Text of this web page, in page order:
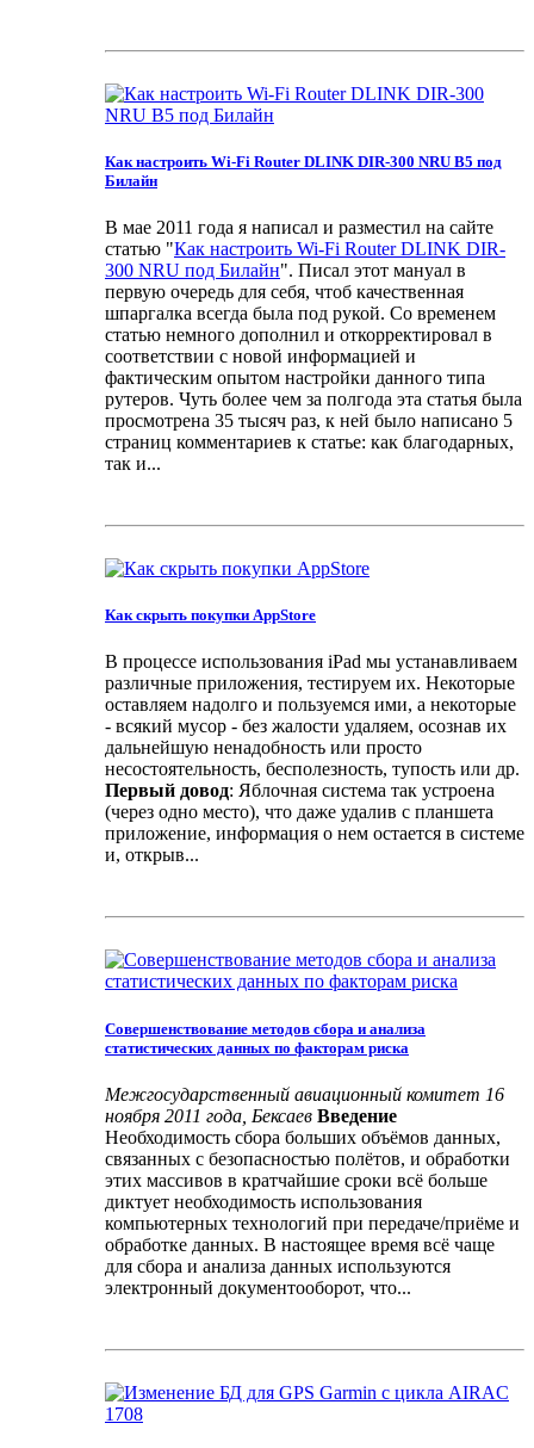
Как настроить Wi-Fi Router DLINK DIR-300 NRU B5 под
Билайн
В мае 2011 года я написал и разместил на сайте
статью "Как настроить Wi-Fi Router DLINK DIR-
300 NRU под Билайн". Писал этот мануал в
первую очередь для себя, чтоб качественная
шпаргалка всегда была под рукой. Со временем
статью немного дополнил и откорректировал в
соответствии с новой информацией и
фактическим опытом настройки данного типа
рутеров. Чуть более чем за полгода эта статья была
просмотрена 35 тысяч раз, к ней было написано 5
страниц комментариев к статье: как благодарных,
так и...
Как скрыть покупки AppStore
В процессе использования iPad мы устанавливаем
различные приложения, тестируем их. Некоторые
оставляем надолго и пользуемся ими, а некоторые
- всякий мусор - без жалости удаляем, осознав их
дальнейшую ненадобность или просто
несостоятельность, бесполезность, тупость или др.
Первый довод: Яблочная система так устроена
(через одно место), что даже удалив с планшета
приложение, информация о нем остается в системе
и, открыв...
Cовершенствование методов сбора и анализа
статистических данных по факторам риска
Межгосударственный авиационный комитет 16
ноября 2011 года, Бексаев Введение
Необходимость сбора больших объёмов данных,
связанных с безопасностью полётов, и обработки
этих массивов в кратчайшие сроки всё больше
диктует необходимость использования
компьютерных технологий при передаче/приёме и
обработке данных. В настоящее время всё чаще
для сбора и анализа данных используются
электронный документооборот, что...